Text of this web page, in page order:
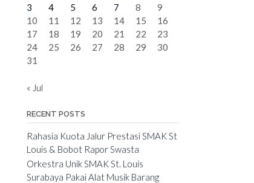
3
4 5 6 7 8
9
10
11 12 13 14 15
16
17
18 19 20 21 22
23
24
25 26 27 28 29
30
31
« Jul
RECENT POSTS
Rahasia Kuota Jalur Prestasi SMAK St
Louis & Bobot Rapor Swasta
Orkestra Unik SMAK St. Louis
Surabaya Pakai Alat Musik Barang